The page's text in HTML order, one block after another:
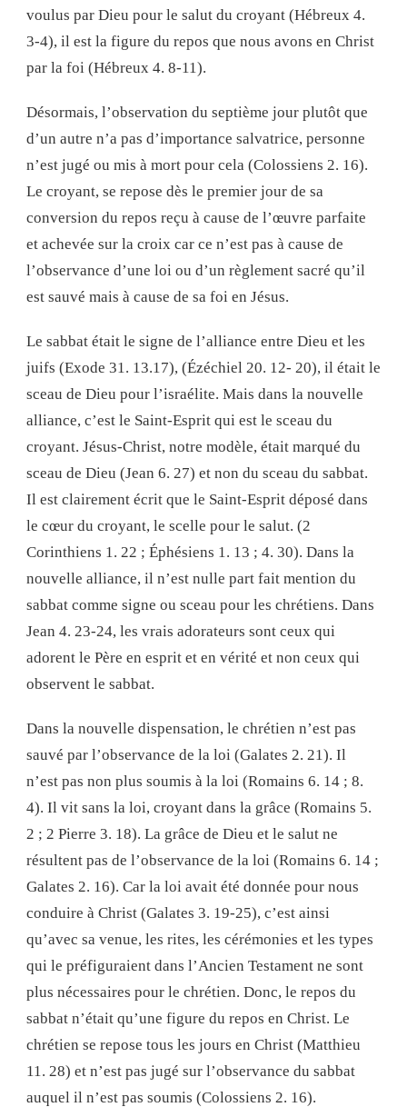
voulus par Dieu pour le salut du croyant (Hébreux 4.
3-4), il est la figure du repos que nous avons en Christ
par la foi (Hébreux 4. 8-11).
Désormais, l’observation du septième jour plutôt que
d’un autre n’a pas d’importance salvatrice, personne
n’est jugé ou mis à mort pour cela (Colossiens 2. 16).
Le croyant, se repose dès le premier jour de sa
conversion du repos reçu à cause de l’œuvre parfaite
et achevée sur la croix car ce n’est pas à cause de
l’observance d’une loi ou d’un règlement sacré qu’il
est sauvé mais à cause de sa foi en Jésus.
Le sabbat était le signe de l’alliance entre Dieu et les
juifs (Exode 31. 13.17), (Ézéchiel 20. 12- 20), il était le
sceau de Dieu pour l’israélite. Mais dans la nouvelle
alliance, c’est le Saint-Esprit qui est le sceau du
croyant. Jésus-Christ, notre modèle, était marqué du
sceau de Dieu (Jean 6. 27) et non du sceau du sabbat.
Il est clairement écrit que le Saint-Esprit déposé dans
le cœur du croyant, le scelle pour le salut. (2
Corinthiens 1. 22 ; Éphésiens 1. 13 ; 4. 30). Dans la
nouvelle alliance, il n’est nulle part fait mention du
sabbat comme signe ou sceau pour les chrétiens. Dans
Jean 4. 23-24, les vrais adorateurs sont ceux qui
adorent le Père en esprit et en vérité et non ceux qui
observent le sabbat.
Dans la nouvelle dispensation, le chrétien n’est pas
sauvé par l’observance de la loi (Galates 2. 21). Il
n’est pas non plus soumis à la loi (Romains 6. 14 ; 8.
4). Il vit sans la loi, croyant dans la grâce (Romains 5.
2 ; 2 Pierre 3. 18). La grâce de Dieu et le salut ne
résultent pas de l’observance de la loi (Romains 6. 14 ;
Galates 2. 16). Car la loi avait été donnée pour nous
conduire à Christ (Galates 3. 19-25), c’est ainsi
qu’avec sa venue, les rites, les cérémonies et les types
qui le préfiguraient dans l’Ancien Testament ne sont
plus nécessaires pour le chrétien. Donc, le repos du
sabbat n’était qu’une figure du repos en Christ. Le
chrétien se repose tous les jours en Christ (Matthieu
11. 28) et n’est pas jugé sur l’observance du sabbat
auquel il n’est pas soumis (Colossiens 2. 16).